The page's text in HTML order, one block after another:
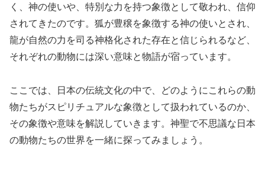
く、神の使いや、特別な力を持つ象徴として敬われ、信仰
されてきたのです。狐が豊穣を象徴する神の使いとされ、
龍が自然の力を司る神格化された存在と信じられるなど、
それぞれの動物には深い意味と物語が宿っています。
ここでは、日本の伝統文化の中で、どのようにこれらの動
物たちがスピリチュアルな象徴として扱われているのか、
その象徴や意味を解説していきます。神聖で不思議な日本
の動物たちの世界を一緒に探ってみましょう。